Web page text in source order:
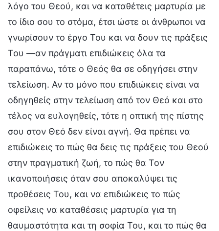
λόγο του Θεού, και να καταθέτεις μαρτυρία με
το ίδιο σου το στόμα, έτσι ώστε οι άνθρωποι να
γνωρίσουν το έργο Του και να δουν τις πράξεις
Του —αν πράγματι επιδιώκεις όλα τα
παραπάνω, τότε ο Θεός θα σε οδηγήσει στην
τελείωση. Αν το μόνο που επιδιώκεις είναι να
οδηγηθείς στην τελείωση από τον Θεό και στο
τέλος να ευλογηθείς, τότε η οπτική της πίστης
σου στον Θεό δεν είναι αγνή. Θα πρέπει να
επιδιώκεις το πώς θα δεις τις πράξεις του Θεού
στην πραγματική ζωή, το πώς θα Τον
ικανοποιήσεις όταν σου αποκαλύψει τις
προθέσεις Του, και να επιδιώκεις το πώς
οφείλεις να καταθέσεις μαρτυρία για τη
θαυμαστότητα και τη σοφία Του, και το πώς θα